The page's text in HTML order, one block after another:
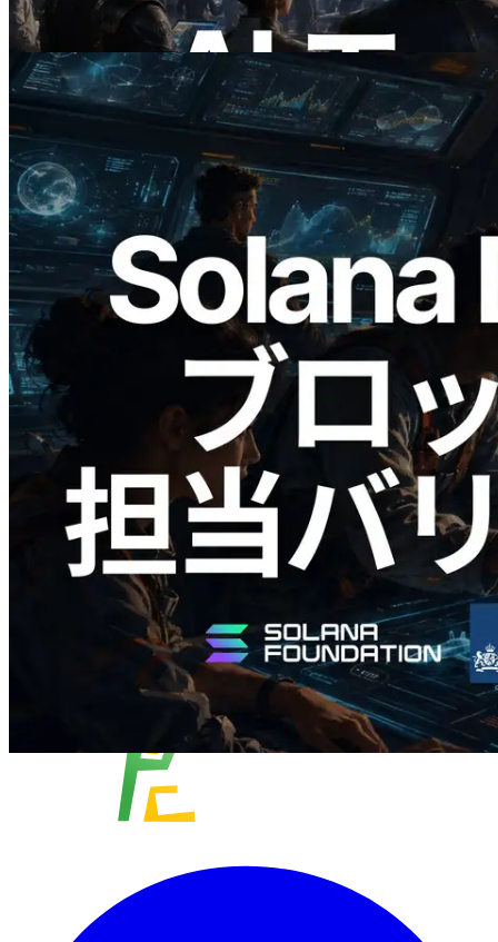
この記事を読む
2026.05.24
Validators Solutions、Solana ブロックア
ナライザーを公開 — slot 単位のブロッ
ク生成時間と担当バリデータを視覚化
この記事を読む
さらに読み込む